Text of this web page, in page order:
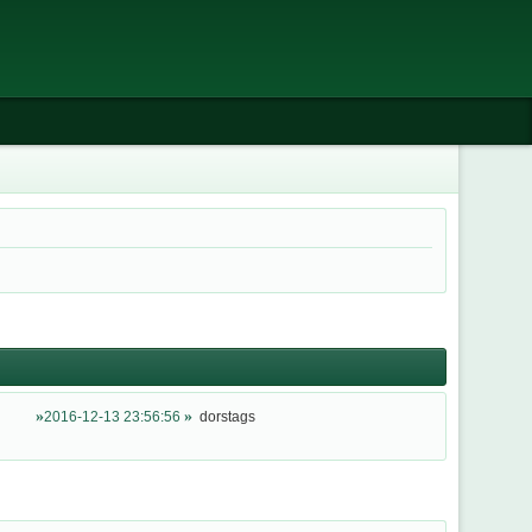
2016-12-13 23:56:56 dorstags